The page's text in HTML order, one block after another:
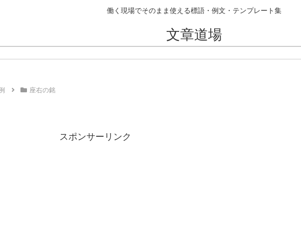
働く現場でそのまま使える標語・例文・テンプレート集
文章道場
座右の銘
スポンサーリンク